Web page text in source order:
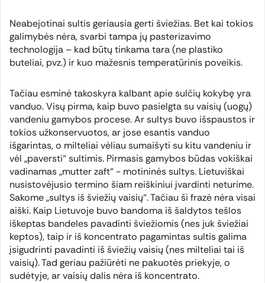
Neabejotinai sultis geriausia gerti šviežias. Bet kai tokios
galimybės nėra, svarbi tampa jų pasterizavimo
technologija – kad būtų tinkama tara (ne plastiko
buteliai, pvz.) ir kuo mažesnis temperatūrinis poveikis.
Tačiau esminė takoskyra kalbant apie sulčių kokybę yra
vanduo. Visų pirma, kaip buvo pasielgta su vaisių (uogų)
vandeniu gamybos procese. Ar sultys buvo išspaustos ir
tokios užkonservuotos, ar jose esantis vanduo
išgarintas, o milteliai vėliau sumaišyti su kitu vandeniu ir
vėl „paversti“ sultimis. Pirmasis gamybos būdas vokiškai
vadinamas „mutter zaft“ - motininės sultys. Lietuviškai
nusistovėjusio termino šiam reiškiniui įvardinti neturime.
Sakome „sultys iš šviežių vaisių“. Tačiau ši frazė nėra visai
aiški. Kaip Lietuvoje buvo bandoma iš šaldytos tešlos
iškeptas bandeles pavadinti šviežiomis (nes juk šviežiai
keptos), taip ir iš koncentrato pagamintas sultis galima
įsigudrinti pavadinti iš šviežių vaisių (nes milteliai tai iš
vaisių). Tad geriau pažiūrėti ne pakuotės priekyje, o
sudėtyje, ar vaisių dalis nėra iš koncentrato.